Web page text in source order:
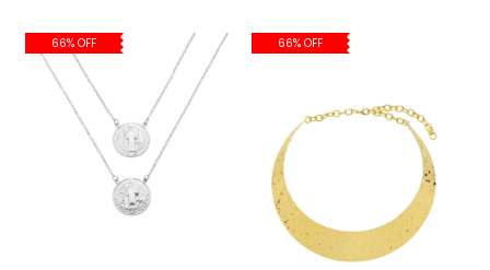
66% OFF 66% OFF